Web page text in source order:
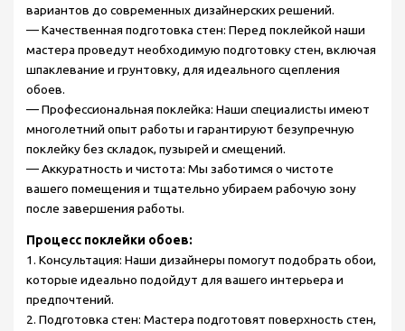
вариантов до современных дизайнерских решений.
— Качественная подготовка стен: Перед поклейкой наши
мастера проведут необходимую подготовку стен, включая
шпаклевание и грунтовку, для идеального сцепления
обоев.
— Профессиональная поклейка: Наши специалисты имеют
многолетний опыт работы и гарантируют безупречную
поклейку без складок, пузырей и смещений.
— Аккуратность и чистота: Мы заботимся о чистоте
вашего помещения и тщательно убираем рабочую зону
после завершения работы.
Процесс поклейки обоев:
1. Консультация: Наши дизайнеры помогут подобрать обои,
которые идеально подойдут для вашего интерьера и
предпочтений.
2. Подготовка стен: Мастера подготовят поверхность стен,